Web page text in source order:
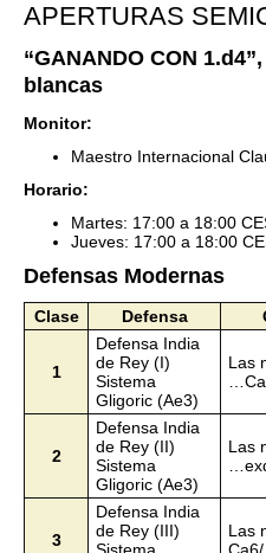
APERTURAS
“GANANDO CON
blancas
Monitor:
Maestro Internacional
Horario:
Martes: 17:00 a 18:00
Jueves: 17:00 a 18:00
Defensas Modernas
Clase Defensa
1
Defensa India
de Rey (I)
Sistema
Gligoric (Ae3)
Las
2
Defensa India
de Rey (II)
Sistema
Gligoric (Ae3)
Las
3
Defensa India
de Rey (III)
Las